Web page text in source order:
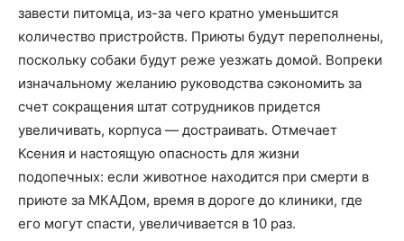
завести питомца, из-за чего кратно уменьшится
количество пристройств. Приюты будут переполнены,
поскольку собаки будут реже уезжать домой. Вопреки
изначальному желанию руководства сэкономить за
счет сокращения штат сотрудников придется
увеличивать, корпуса — достраивать. Отмечает
Ксения и настоящую опасность для жизни
подопечных: если животное находится при смерти в
приюте за МКАДом, время в дороге до клиники, где
его могут спасти, увеличивается в 10 раз.